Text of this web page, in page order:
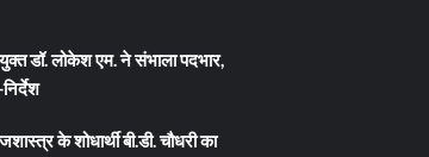
डॉ. लोकेश एम. ने संभाला पदभार,
के शोधार्थी बी.डी. चौधरी का